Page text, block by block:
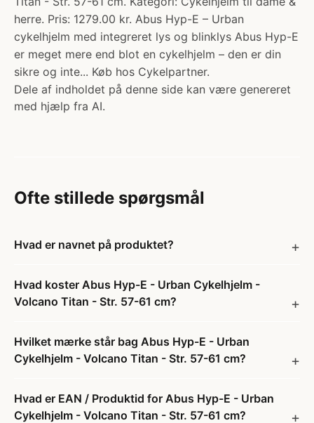
herre. Pris: 1279.00 kr. Abus Hyp-E – Urban
cykelhjelm med integreret lys og blinklys Abus Hyp-E
er meget mere end blot en cykelhjelm – den er din
sikre og inte... Køb hos Cykelpartner.
Dele af indholdet på denne side kan være genereret
med hjælp fra AI.
Ofte stillede spørgsmål
Hvad er navnet på produktet?
Hvad koster Abus Hyp-E - Urban Cykelhjelm -
Volcano Titan - Str. 57-61 cm?
Hvilket mærke står bag Abus Hyp-E - Urban
Cykelhjelm - Volcano Titan - Str. 57-61 cm?
Hvad er EAN / Produktid for Abus Hyp-E - Urban
Cykelhjelm - Volcano Titan - Str. 57-61 cm?